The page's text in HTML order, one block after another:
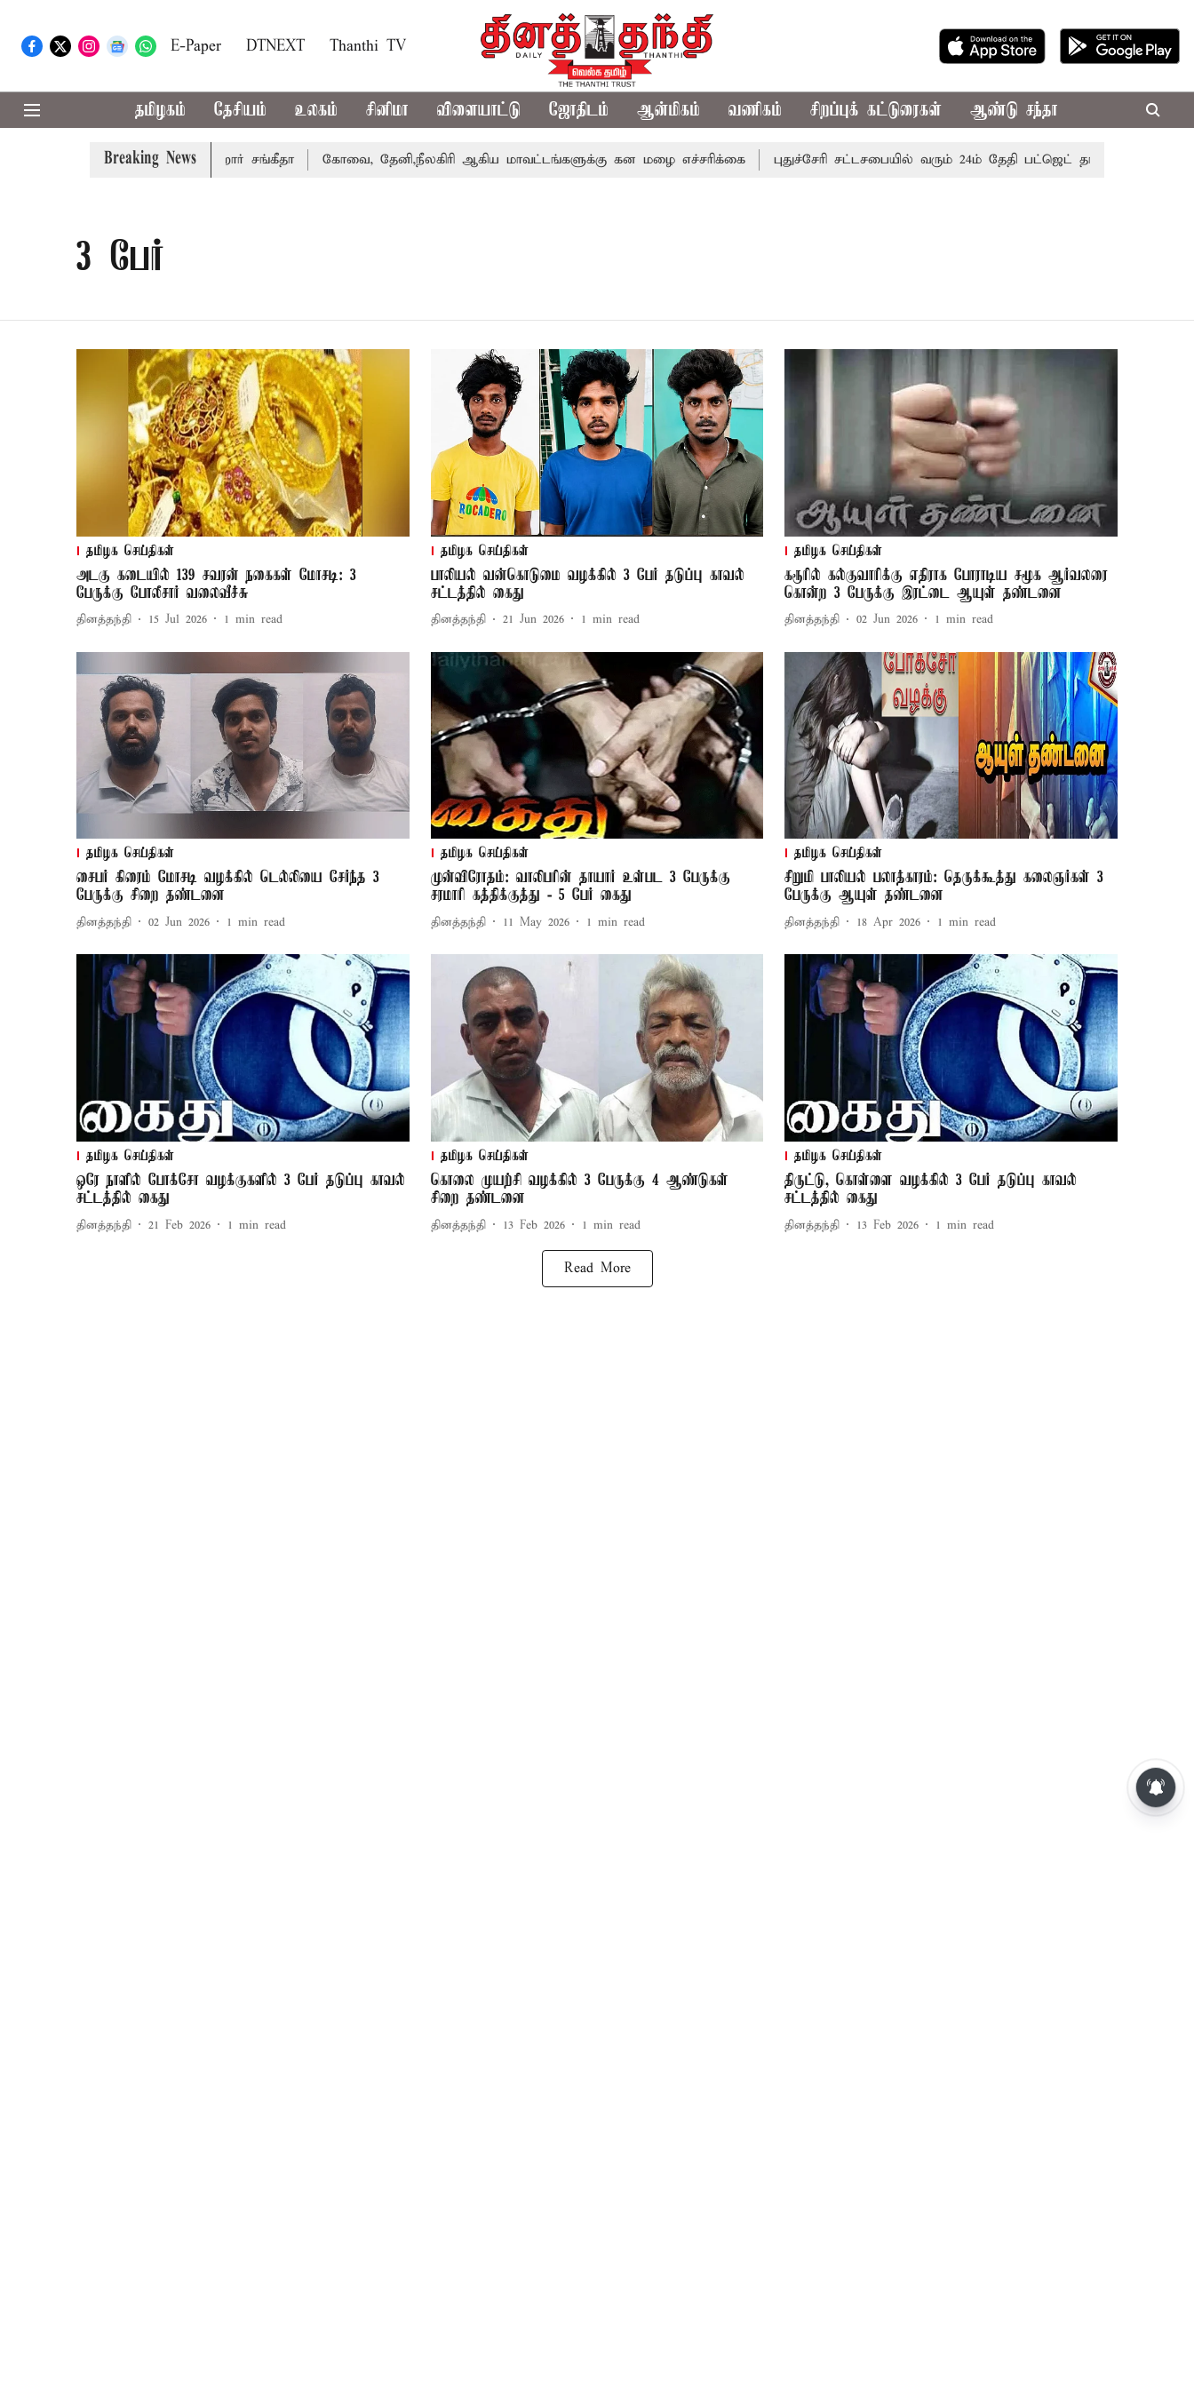
E-Paper DTNEXT Thanthi TV
தமிழகம் தேசியம் உலகம் சினிமா விளையாட்டு ஜோதிடம் ஆன்மிகம் வணிகம் சிறப்புக் கட்டுரைகள் ஆண்டு சந்தா
Breaking News
வழக்கை வாபஸ் பெற்றார் சங்கீதா கோவை, தேனி,நீலகிரி ஆகிய மாவட்டங்களுக்கு கன மழை எச்சரிக்கை புதுச்சேரி சட்டசபையில் வரும் 24ம் தேதி பட்ஜெட் தாக்கல் செய்கிறார்
3 பேர்
தமிழக செய்திகள்
அடகு கடையில் 139 சவரன் நகைகள் மோசடி: 3
பேருக்கு போலீசார் வலைவீச்சு
தினத்தந்தி 15 Jul 2026 1 min read
தமிழக செய்திகள்
பாலியல் வன்கொடுமை வழக்கில் 3 பேர் தடுப்பு காவல்
சட்டத்தில் கைது
தினத்தந்தி 21 Jun 2026 1 min read
தமிழக செய்திகள்
கரூரில் கல்குவாரிக்கு எதிராக போராடிய சமூக ஆர்வலரை
கொன்ற 3 பேருக்கு இரட்டை ஆயுள் தண்டனை
தினத்தந்தி 02 Jun 2026 1 min read
தமிழக செய்திகள்
சைபர் கிரைம் மோசடி வழக்கில் டெல்லியை சேர்ந்த 3
பேருக்கு சிறை தண்டனை
தினத்தந்தி 02 Jun 2026 1 min read
தமிழக செய்திகள்
முன்விரோதம்: வாலிபரின் தாயார் உள்பட 3 பேருக்கு
சரமாரி கத்திக்குத்து - 5 பேர் கைது
தினத்தந்தி 11 May 2026 1 min read
தமிழக செய்திகள்
சிறுமி பாலியல் பலாத்காரம்: தெருக்கூத்து கலைஞர்கள் 3
பேருக்கு ஆயுள் தண்டனை
தினத்தந்தி 18 Apr 2026 1 min read
தமிழக செய்திகள்
ஒரே நாளில் போக்சோ வழக்குகளில் 3 பேர் தடுப்பு காவல்
சட்டத்தில் கைது
தினத்தந்தி 21 Feb 2026 1 min read
தமிழக செய்திகள்
கொலை முயற்சி வழக்கில் 3 பேருக்கு 4 ஆண்டுகள்
சிறை தண்டனை
தினத்தந்தி 13 Feb 2026 1 min read
தமிழக செய்திகள்
திருட்டு, கொள்ளை வழக்கில் 3 பேர் தடுப்பு காவல்
சட்டத்தில் கைது
தினத்தந்தி 13 Feb 2026 1 min read
Read More